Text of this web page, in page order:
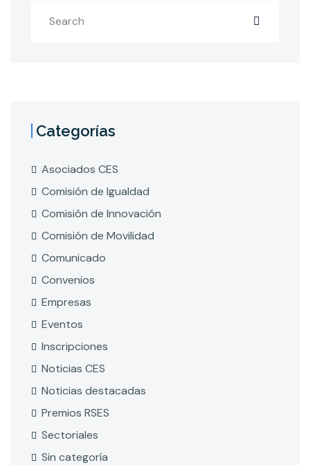
Categorías
Asociados CES
Comisión de Igualdad
Comisión de Innovación
Comisión de Movilidad
Comunicado
Convenios
Empresas
Eventos
Inscripciones
Noticias CES
Noticias destacadas
Premios RSES
Sectoriales
Sin categoría